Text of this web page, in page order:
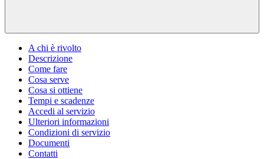
A chi è rivolto
Descrizione
Come fare
Cosa serve
Cosa si ottiene
Tempi e scadenze
Accedi al servizio
Ulteriori informazioni
Condizioni di servizio
Documenti
Contatti